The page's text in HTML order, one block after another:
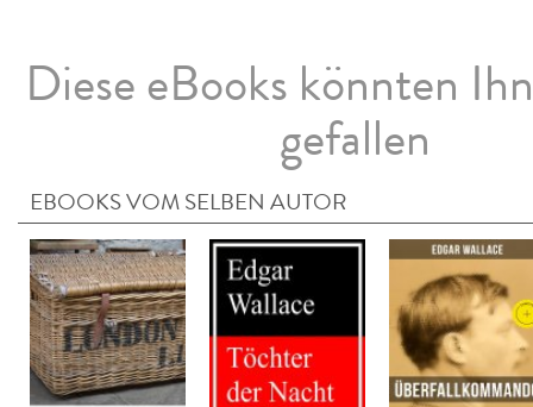
Diese eBooks könnten
gefallen
EBOOKS VOM SELBEN AUTOR